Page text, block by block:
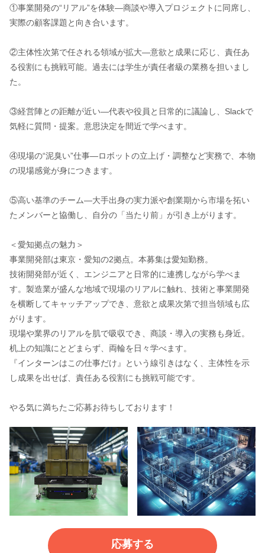
①事業開発の“リアル”を体験—商談や導入プロジェクトに同席し、
実際の顧客課題と向き合います。
②主体性次第で任される領域が拡大—意欲と成果に応じ、責任あ
る役割にも挑戦可能。過去には学生が責任者級の業務を担いまし
た。
③経営陣との距離が近い—代表や役員と日常的に議論し、Slackで
気軽に質問・提案。意思決定を間近で学べます。
④現場の“泥臭い”仕事—ロボットの立上げ・調整など実務で、本物
の現場感覚が身につきます。
⑤高い基準のチーム—大手出身の実力派や創業期から市場を拓い
たメンバーと協働し、自分の「当たり前」が引き上がります。
＜愛知拠点の魅力＞
事業開発部は東京・愛知の2拠点。本募集は愛知勤務。
技術開発部が近く、エンジニアと日常的に連携しながら学べま
す。製造業が盛んな地域で現場のリアルに触れ、技術と事業開発
を横断してキャッチアップでき、意欲と成果次第で担当領域も広
がります。
現場や業界のリアルを肌で吸収でき、商談・導入の実務も身近。
机上の知識にとどまらず、両輪を日々学べます。
『インターンはこの仕事だけ』という線引きはなく、主体性を示
し成果を出せば、責任ある役割にも挑戦可能です。
やる気に満ちたご応募お待ちしております！
応募する